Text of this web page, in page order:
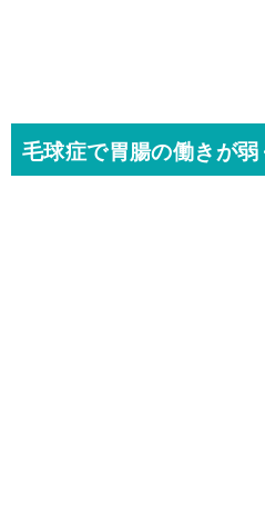
毛球症で胃腸の働きが弱